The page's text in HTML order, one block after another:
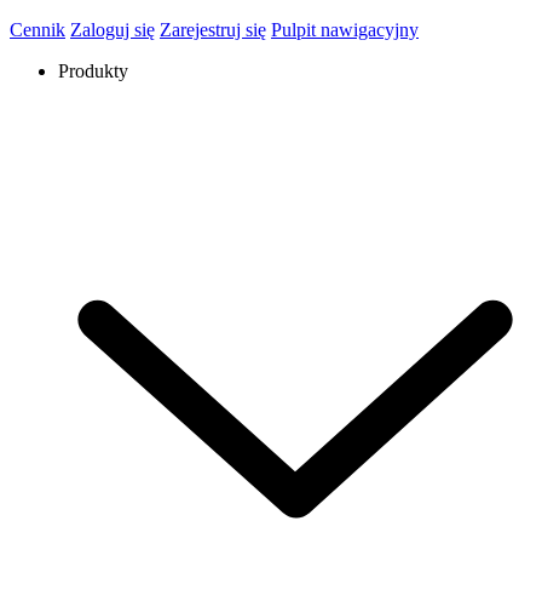
Cennik Zaloguj się Zarejestruj się Pulpit nawigacyjny
Produkty